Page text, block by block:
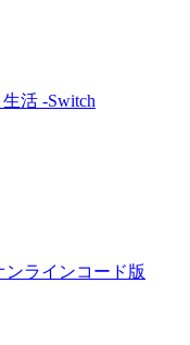
活 -Switch
ンラインコード版